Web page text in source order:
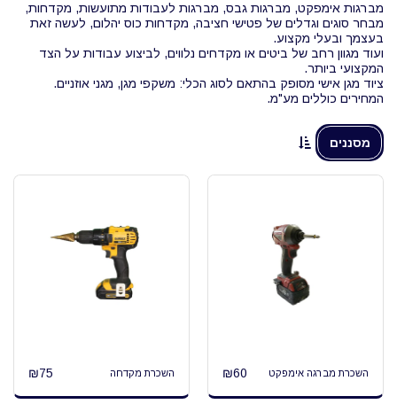
מברגות אימפקט, מברגות גבס, מברגות לעבודות מתועשות, מקדחות,
מבחר סוגים וגדלים של פטישי חציבה, מקדחות כוס יהלום, לעשה זאת
ועוד מגוון רחב של ביטים או מקדחים נלווים, לביצוע עבודות על הצד
המחירים כוללים מע"מ.
מסננים
השכרת מברגה אימפקט ₪60 השכרת מקדחה ₪75